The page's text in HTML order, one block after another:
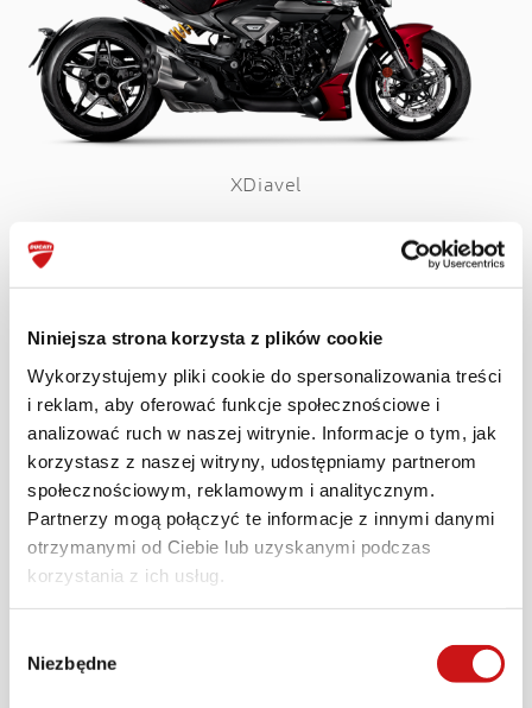
Niniejsza strona korzysta z plików cookie
Wykorzystujemy pliki cookie do spersonalizowania treści
i reklam, aby oferować funkcje społecznościowe i
analizować ruch w naszej witrynie. Informacje o tym, jak
korzystasz z naszej witryny, udostępniamy partnerom
społecznościowym, reklamowym i analitycznym.
Partnerzy mogą połączyć te informacje z innymi danymi
otrzymanymi od Ciebie lub uzyskanymi podczas
korzystania z ich usług.
zgody
Niezbędne
XDiavel